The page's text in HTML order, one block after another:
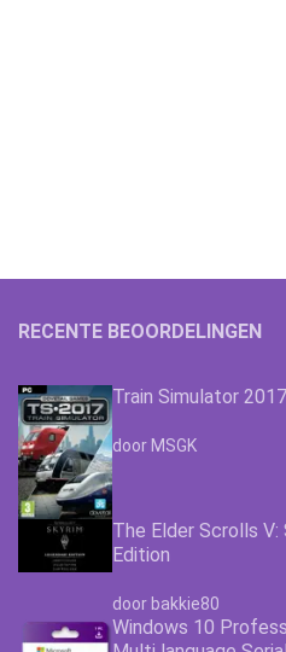
RECENTE BEOORDELINGEN
Train Simulator 2017
Waardering
door MSGK
The Elder Scrolls V:
Edition
Waardering4.63
door bakkie80
Windows 10